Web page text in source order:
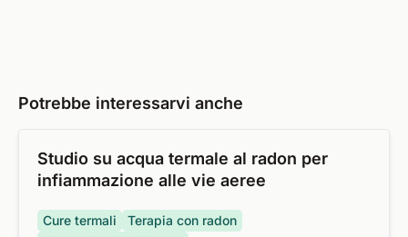
Potrebbe interessarvi anche
Studio su acqua termale al radon per
infiammazione alle vie aeree
Cure termali
Terapia con radon